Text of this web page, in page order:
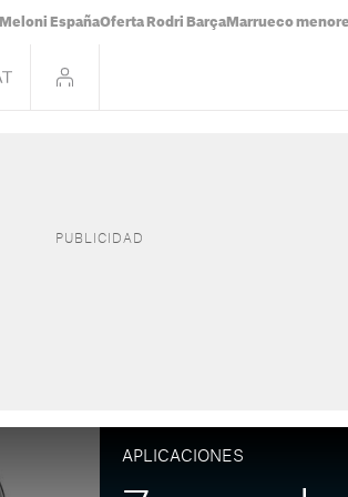
Meloni EspañaOferta Rodri Barça Marrueco
APLICACIONES